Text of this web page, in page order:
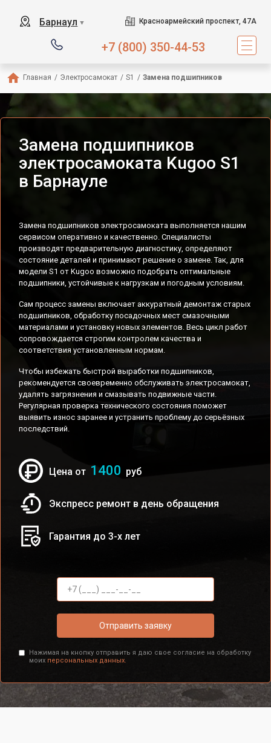
Барнаул ▼ Красноармейский проспект, 47А
+7 (800) 350-44-53
Главная / Электросамокат / S1 / Замена подшипников
Замена подшипников
электросамоката Kugoo S1
в Барнауле
Замена подшипников электросамоката выполняется нашим
сервисом оперативно и качественно. Специалисты
производят предварительную диагностику, определяют
состояние деталей и принимают решение о замене. Так, для
модели S1 от Kugoo возможно подобрать оптимальные
подшипники, устойчивые к нагрузкам и погодным условиям.
Сам процесс замены включает аккуратный демонтаж старых
подшипников, обработку посадочных мест смазочными
материалами и установку новых элементов. Весь цикл работ
сопровождается строгим контролем качества и
соответствия установленным нормам.
Чтобы избежать быстрой выработки подшипников,
рекомендуется своевременно обслуживать электросамокат,
удалять загрязнения и смазывать подвижные части.
Регулярная проверка технического состояния поможет
выявить износ заранее и устранить проблему до серьёзных
последствий.
Цена от 1400 руб
Экспресс ремонт в день обращения
Гарантия до 3-х лет
Отправить заявку
Нажимая на кнопку отправить я даю свое согласие на обработку
моих персональных данных.